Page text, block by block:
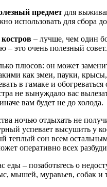
предмет для
использовать для сбора
– лучше, чем один
– это очень полезный
плюсов: он может
как змеи, пауки,
в гамаке и
не вынуждало вас
вам будет не до холода.
ночью отдыхать не
успевает высушить у
теплый сон всем
оперативно всех
еды – позаботьтесь о
мышей, муравьев, собак